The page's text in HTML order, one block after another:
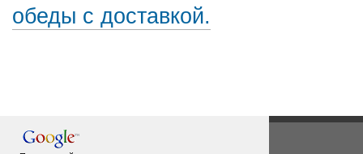
обеды с доставкой.